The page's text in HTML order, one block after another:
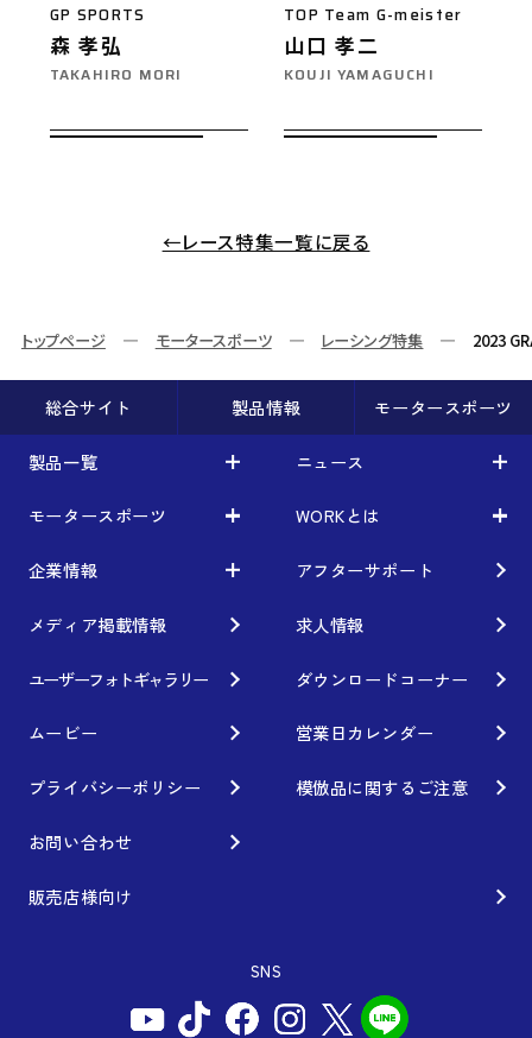
GP SPORTS
森 孝弘
TAKAHIRO MORI
TOP Team G-meister
山口 孝二
KOUJI YAMAGUCHI
←レース特集一覧に戻る
トップページ モータースポーツ レーシング特集 2023
総合サイト 製品情報 モータースポーツ
製品一覧
車から検索
利用条件／注意事項
ブランド紹介
ホイール情報
カスタムオーダープラン
オプション・グッズ
ニュース
お知らせ
イベント情報
モータースポーツ
レーシング特集
Gymkhana
DIRT TRIAL
SUPER GT
Rally
GR86/BRZ Cup
D1 GRAND PRIX
WORKとは
テクノロジー
クオリティー
デザイン
企業情報
フィロソフィー
経営理念
私たちのあるべき姿
工場概要
会社沿革
組織図
アフターサポート
メディア掲載情報 求人情報
ユーザーフォトギャラリー ダウンロードコーナー
ムービー 営業日カレンダー
プライバシーポリシー 模倣品に関するご注意
お問い合わせ
販売店様向け
SNS